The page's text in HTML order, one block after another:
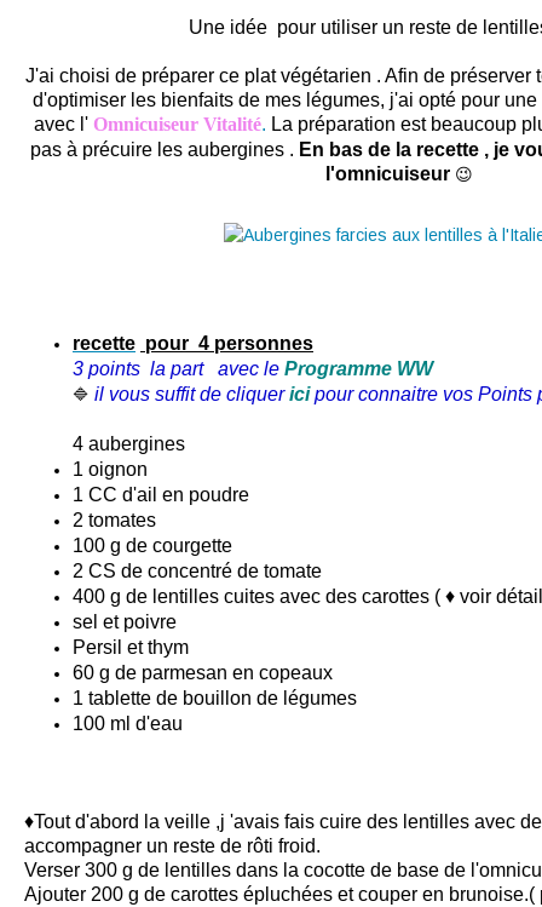
Une idée pour utiliser un reste de
J'ai choisi de préparer ce plat végétarien . Afin de préserver
d'optimiser les bienfaits de mes légumes, j'ai opté pour
avec l' Omnicuiseur Vitalité. La préparation est beaucoup
pas à précuire les aubergines . En bas de la recette , je
l'omnicuiseur 😉
recette pour 4 personnes
3 points la part avec le Programme WW
🔷 il vous suffit de cliquer icipour connaitre vos Points
4 aubergines
1 oignon
1 CC d'ail en poudre
2 tomates
100 g de courgette
2 CS de concentré de tomate
400 g de lentilles cuites avec des carottes ( ♦ voir
sel et poivre
Persil et thym
60 g de parmesan en copeaux
1 tablette de bouillon de légumes
100 ml d'eau
♦Tout d'abord la veille ,j 'avais fais cuire des lentilles avec
accompagner un reste de rôti froid.
Verser 300 g de lentilles dans la cocotte de base de
Ajouter 200 g de carottes épluchées et couper en